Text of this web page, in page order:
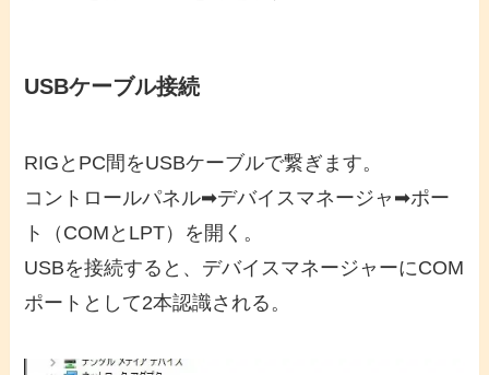
USBケーブル接続
RIGとPC間をUSBケーブルで繋ぎます。
コントロールパネル➡デバイスマネージャ➡ポー
ト（COMとLPT）を開く。
USBを接続すると、デバイスマネージャーにCOM
ポートとして2本認識される。